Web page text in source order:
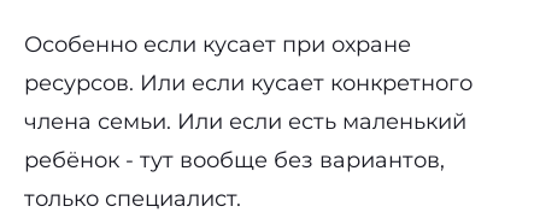
Особенно если кусает при охране
ресурсов. Или если кусает конкретного
члена семьи. Или если есть маленький
ребёнок - тут вообще без вариантов,
только специалист.